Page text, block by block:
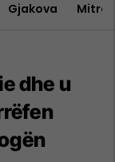
Gjakova
dhe u